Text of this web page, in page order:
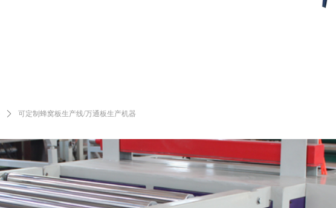
ꄲ 可定制蜂窝板生产线/万通板生产机器